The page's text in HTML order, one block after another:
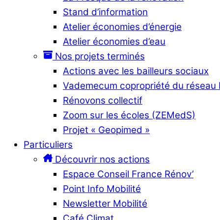
Stand d’information
Atelier économies d’énergie
Atelier économies d’eau
Nos projets terminés
Actions avec les bailleurs sociaux
Vademecum copropriété du réseau
Rénovons collectif
Zoom sur les écoles (ZEMedS)
Projet « Geopimed »
Particuliers
Découvrir nos actions
Espace Conseil France Rénov’
Point Info Mobilité
Newsletter Mobilité